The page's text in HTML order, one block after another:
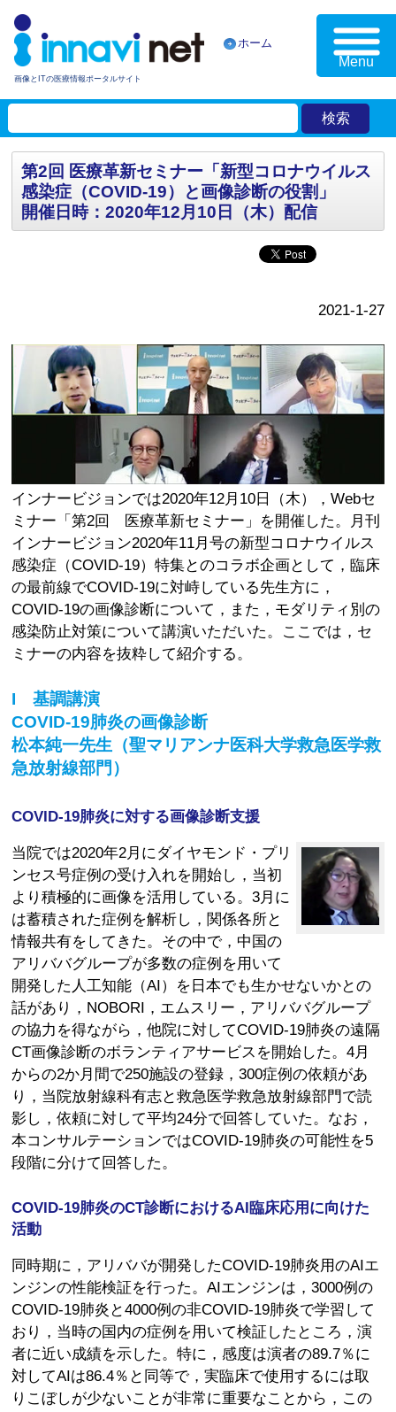
画像とITの医療情報ポータルサイト
ホーム
Menu
第2回 医療革新セミナー「新型コロナウイルス
感染症（COVID-19）と画像診断の役割」
開催日時：2020年12月10日（木）配信
2021-1-27
インナービジョンでは2020年12月10日（木），Webセ
ミナー「第2回 医療革新セミナー」を開催した。月刊
インナービジョン2020年11月号の新型コロナウイルス
感染症（COVID-19）特集とのコラボ企画として，臨床
の最前線でCOVID-19に対峙している先生方に，
COVID-19の画像診断について，また，モダリティ別の
感染防止対策について講演いただいた。ここでは，セ
ミナーの内容を抜粋して紹介する。
I 基調講演
COVID-19肺炎の画像診断
松本純一先生（聖マリアンナ医科大学救急医学救
急放射線部門）
COVID-19肺炎に対する画像診断支援
当院では2020年2月にダイヤモンド・プリ
ンセス号症例の受け入れを開始し，当初
より積極的に画像を活用している。3月に
は蓄積された症例を解析し，関係各所と
情報共有をしてきた。その中で，中国の
アリババグループが多数の症例を用いて
開発した人工知能（AI）を日本でも生かせないかとの
話があり，NOBORI，エムスリー，アリババグループ
の協力を得ながら，他院に対してCOVID-19肺炎の遠隔
CT画像診断のボランティアサービスを開始した。4月
からの2か月間で250施設の登録，300症例の依頼があ
り，当院放射線科有志と救急医学救急放射線部門で読
影し，依頼に対して平均24分で回答していた。なお，
本コンサルテーションではCOVID-19肺炎の可能性を5
段階に分けて回答した。
COVID-19肺炎のCT診断におけるAI臨床応用に向けた
活動
同時期に，アリババが開発したCOVID-19肺炎用のAIエ
ンジンの性能検証を行った。AIエンジンは，3000例の
COVID-19肺炎と4000例の非COVID-19肺炎で学習して
おり，当時の国内の症例を用いて検証したところ，演
者に近い成績を示した。特に，感度は演者の89.7％に
対してAIは86.4％と同等で，実臨床で使用するには取
りこぼしが少ないことが非常に重要なことから，この